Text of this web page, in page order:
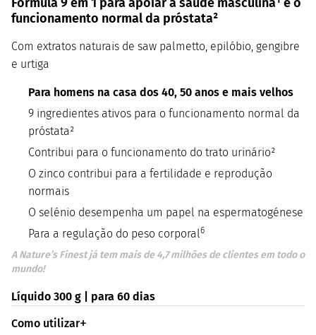
funcionamento normal da próstata²
Com extratos naturais de saw palmetto, epilóbio, gengibre
e urtiga
Para homens na casa dos 40, 50 anos e mais velhos
9 ingredientes ativos para o funcionamento normal da
próstata²
Contribui para o funcionamento do trato urinário²
O zinco contribui para a fertilidade e reprodução
normais
O selénio desempenha um papel na espermatogénese
Para a regulação do peso corporal6
A Nature’s Finest já tem mais de 4,7 milhões de clientes em todo o
mundo!
Líquido 300 g | para 60 dias
Como utilizar